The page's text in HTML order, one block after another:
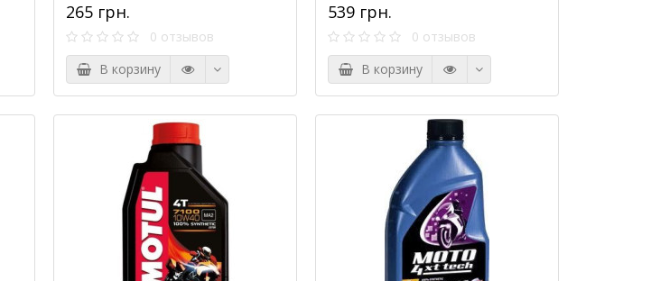
265 грн.
0 отзывов
В корзину
539 грн.
0 отзывов
В корзину